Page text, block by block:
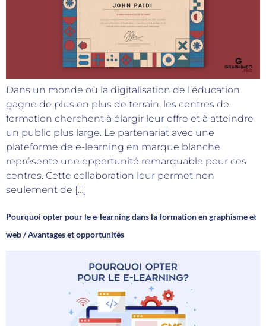
Dans un monde où la digitalisation de l’éducation
gagne de plus en plus de terrain, les centres de
formation cherchent à élargir leur offre et à atteindre
un public plus large. Le partenariat avec une
plateforme de e-learning en marque blanche
représente une opportunité remarquable pour ces
centres. Cette collaboration leur permet non
seulement de […]
Pourquoi opter pour le e-learning dans la formation en graphisme et
web / Avantages et opportunités